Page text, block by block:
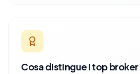
Cosa distingue i top broker